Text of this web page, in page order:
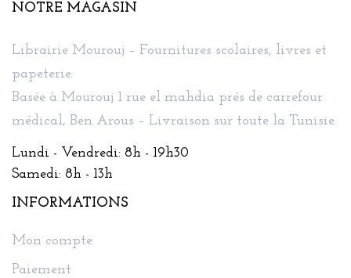
NOTRE MAGASIN
Librairie Mourouj – Fournitures scolaires, livres et
papeterie.
Basée à Mourouj 1 rue el mahdia prés de carrefour
médical, Ben Arous – Livraison sur toute la Tunisie.
Lundi - Vendredi: 8h - 19h30
Samedi: 8h - 13h
INFORMATIONS
Mon compte
Paiement